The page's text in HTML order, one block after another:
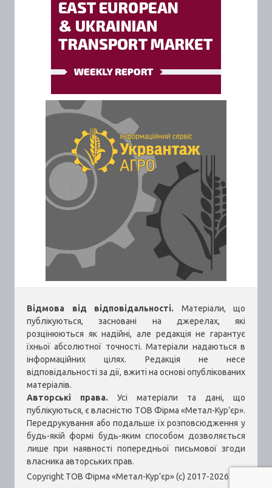
Відмова від відповідальності. Матеріали, що
публікуються, засновані на джерелах, які
розцінюються як надійні, але редакція не гарантує
їхньої абсолютної точності. Матеріали надаються в
інформаційних цілях. Редакція не несе
відповідальності за дії, вжиті на основі опублікованих
матеріалів.
Авторські права. Усі матеріали та дані, що
публікуються, є власністю ТОВ Фірма «Метал-Кур’єр».
Передрукування або подальше їх розповсюдження у
будь-якій формі будь-яким способом дозволяється
лише при наявності попередньої письмової згоди
власника авторських прав.
Copyright ТОВ Фірма «Метал-Кур’єр» (c) 2017-2026